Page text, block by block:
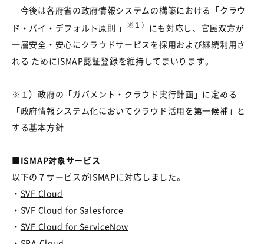
今後は各府省の政府情報システムの構築における「クラウ
ド・バイ・デフォルト原則 」 ※１） にも対応し、官民双方が
一層安全・安心にクラウドサービスを採用および継続利用さ
れる ためにISMAP認証登録を維持してまいります。
※１）政府の「ガバメント・クラウド実行計画」に定める
「政府情報システム化においてクラウド活用を第一候補」と
する基本方針
■ISMAP対象サービス
以下の７サービスがISMAPに対応しました。
・ SVF Cloud
・ SVF Cloud for Salesforce
・ SVF Cloud for ServiceNow